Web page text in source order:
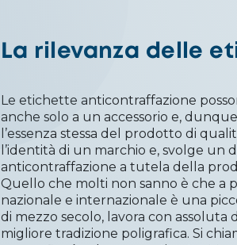
La rilevanza delle
Le etichette anticontraffazione
anche solo a un accessorio e,
l’essenza stessa del prodotto di
l’identità di un marchio e, svolge
anticontraffazione a tutela della
Quello che molti non sanno è che a
nazionale e internazionale è una
di mezzo secolo, lavora con assoluta
migliore tradizione poligrafica. Si